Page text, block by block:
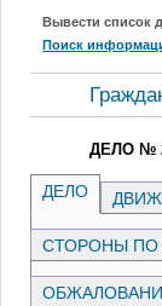
Вывести список
Поиск
ДЕЛО №
ДЕЛО
СТОРОНЫ ПО